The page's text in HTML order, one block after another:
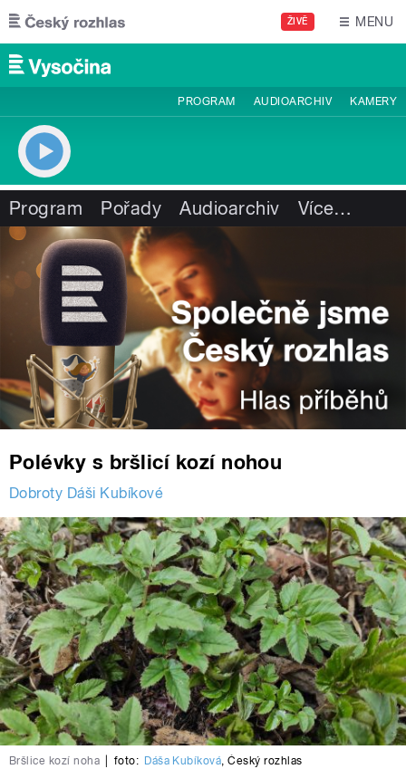
Přejít k hlavnímu obsahu
ŽIVĚ MENU
PROGRAM AUDIOARCHIV KAMERY
Program Pořady Audioarchiv Více…
Polévky s bršlicí kozí nohou
Dobroty Dáši Kubíkové
Bršlice kozí noha foto: Dáša Kubíková,Český rozhlas